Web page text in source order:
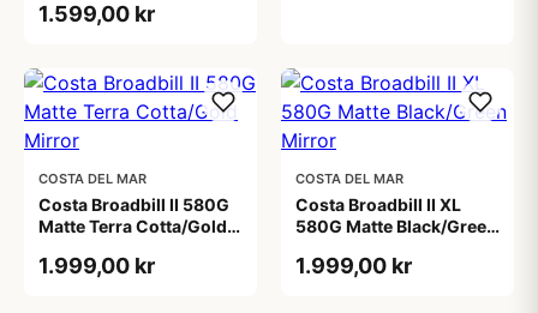
1.599,00 kr
COSTA DEL MAR
Costa Broadbill II 580G
Matte Terra Cotta/Gold
1.999,00 kr
COSTA DEL MAR
Costa Broadbill II XL
580G Matte Black/Green
1.999,00 kr